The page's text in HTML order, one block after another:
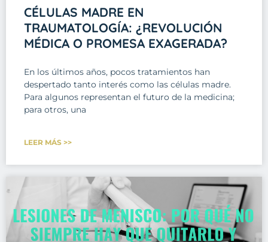
CÉLULAS MADRE EN
TRAUMATOLOGÍA: ¿REVOLUCIÓN
MÉDICA O PROMESA EXAGERADA?
En los últimos años, pocos tratamientos han
despertado tanto interés como las células madre.
Para algunos representan el futuro de la medicina;
para otros, una
LEER MÁS >>